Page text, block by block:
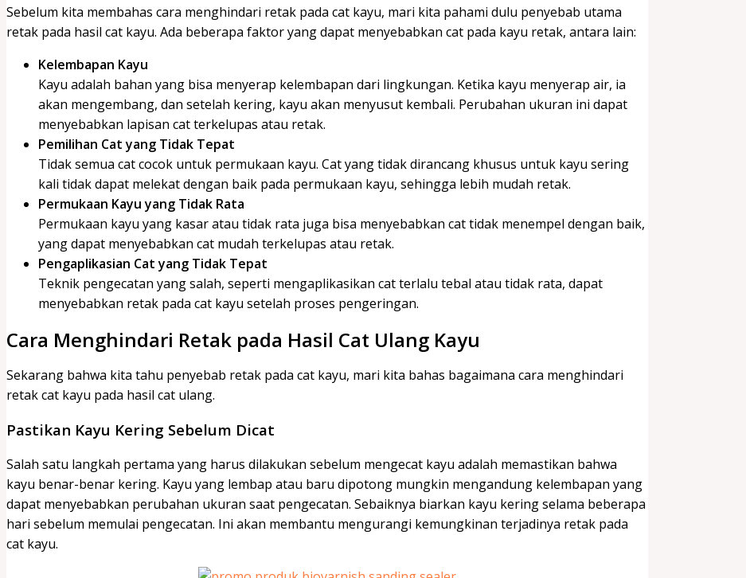
Sebelum kita membahas cara menghindari retak pada cat kayu, mari kita pahami dulu penyebab utama
retak pada hasil cat kayu. Ada beberapa faktor yang dapat menyebabkan cat pada kayu retak, antara lain:
Kelembapan Kayu
Kayu adalah bahan yang bisa menyerap kelembapan dari lingkungan. Ketika kayu menyerap air, ia
akan mengembang, dan setelah kering, kayu akan menyusut kembali. Perubahan ukuran ini dapat
menyebabkan lapisan cat terkelupas atau retak.
Pemilihan Cat yang Tidak Tepat
Tidak semua cat cocok untuk permukaan kayu. Cat yang tidak dirancang khusus untuk kayu sering
kali tidak dapat melekat dengan baik pada permukaan kayu, sehingga lebih mudah retak.
Permukaan Kayu yang Tidak Rata
Permukaan kayu yang kasar atau tidak rata juga bisa menyebabkan cat tidak menempel dengan baik,
yang dapat menyebabkan cat mudah terkelupas atau retak.
Pengaplikasian Cat yang Tidak Tepat
Teknik pengecatan yang salah, seperti mengaplikasikan cat terlalu tebal atau tidak rata, dapat
menyebabkan retak pada cat kayu setelah proses pengeringan.
Cara Menghindari Retak pada Hasil Cat Ulang Kayu
Sekarang bahwa kita tahu penyebab retak pada cat kayu, mari kita bahas bagaimana cara menghindari
retak cat kayu pada hasil cat ulang.
Pastikan Kayu Kering Sebelum Dicat
Salah satu langkah pertama yang harus dilakukan sebelum mengecat kayu adalah memastikan bahwa
kayu benar-benar kering. Kayu yang lembap atau baru dipotong mungkin mengandung kelembapan yang
dapat menyebabkan perubahan ukuran saat pengecatan. Sebaiknya biarkan kayu kering selama beberapa
hari sebelum memulai pengecatan. Ini akan membantu mengurangi kemungkinan terjadinya retak pada
cat kayu.